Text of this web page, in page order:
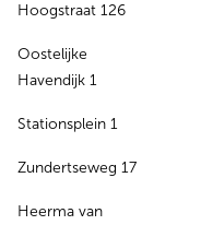
Hoogstraat 126
Oostelijke
Havendijk 1
Stationsplein 1
Zundertseweg 17
Heerma van